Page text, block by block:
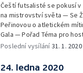
Čeští futsalisté se pokusí
na mistrovství světa — Se
Peřinovou o atletickém
Gala — Pořad Téma pro
vysílat i z brněnského
Poslední vysílání31. 1. 2020
24. ledna 2020